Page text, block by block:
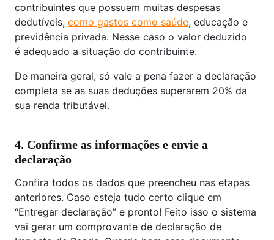
contribuintes que possuem muitas despesas
dedutíveis, como gastos como saúde, educação e
previdência privada. Nesse caso o valor deduzido
é adequado a situação do contribuinte.
De maneira geral, só vale a pena fazer a declaração
completa se as suas deduções superarem 20% da
sua renda tributável.
4. Confirme as informações e envie a
declaração
Confira todos os dados que preencheu nas etapas
anteriores. Caso esteja tudo certo clique em
“Entregar declaração” e pronto! Feito isso o sistema
vai gerar um comprovante de declaração de